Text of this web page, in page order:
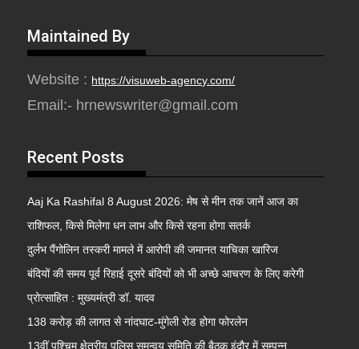
Maintained By
Website : https://visuweb-agency.com/
Email:- hrnewswriter@gmail.com
Recent Posts
Aaj Ka Rashifal 8 August 2026: मेष से मीन तक जानें आज का
राशिफल, किसे मिलेगा धन लाभ और किसे रहना होगा सतर्क
दुर्लभ पैंगोलिन तस्करी मामले में आरोपी की जमानत याचिका खारिज
बंदियों की समय पूर्व रिहाई दूसरे बंदियों को भी अच्छे आचरण के लिए करेगी
प्रोत्साहित : मुख्यमंत्री डॉ. यादव
138 करोड़ की लागत से नांदघाट-मुंगेली रोड होगा फोरलेन
13वीं पश्चिम क्षेत्रीय पुलिस समन्वय समिति की बैठक इंदौर में सम्पन्न